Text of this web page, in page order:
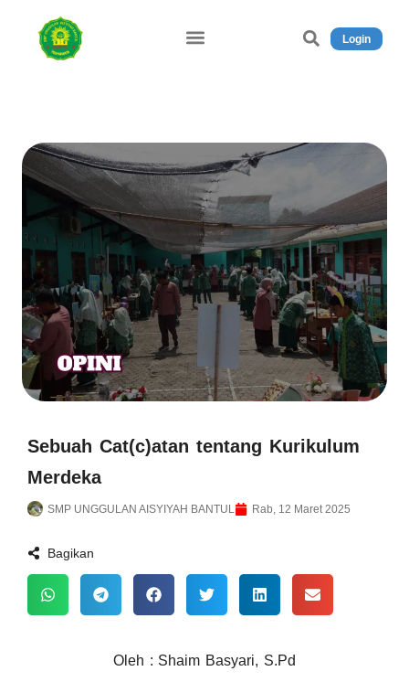
Login
Sebuah Cat(c)atan tentang Kurikulum
Merdeka
SMP UNGGULAN AISYIYAH BANTUL Rab, 12 Maret 2025
Bagikan
Oleh : Shaim Basyari, S.Pd